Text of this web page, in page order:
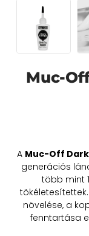
Muc-
A Muc-Off
generációs
több mint
növelése, a
fenntartása